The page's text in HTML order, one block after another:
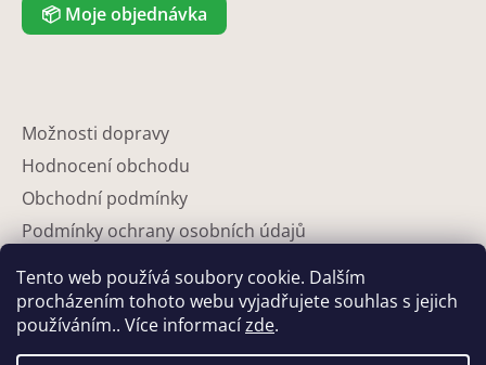
Tento web používá soubory cookie. Dalším
procházením tohoto webu vyjadřujete souhlas s jejich
používáním.. Více informacízde.
📦 Moje objednávka
Možnosti dopravy
Hodnocení obchodu
Obchodní podmínky
Podmínky ochrany osobních údajů
Partneři
Kontakty